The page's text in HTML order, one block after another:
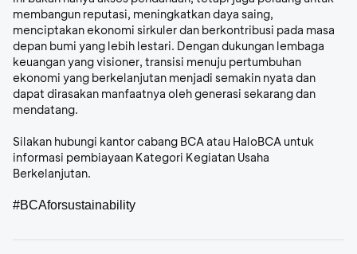
membangun reputasi, meningkatkan daya saing,
menciptakan ekonomi sirkuler dan berkontribusi pada masa
depan bumi yang lebih lestari. Dengan dukungan lembaga
keuangan yang visioner, transisi menuju pertumbuhan
ekonomi yang berkelanjutan menjadi semakin nyata dan
dapat dirasakan manfaatnya oleh generasi sekarang dan
mendatang.
Silakan hubungi kantor cabang BCA atau HaloBCA untuk
informasi pembiayaan Kategori Kegiatan Usaha
Berkelanjutan.
#BCAforsustainability